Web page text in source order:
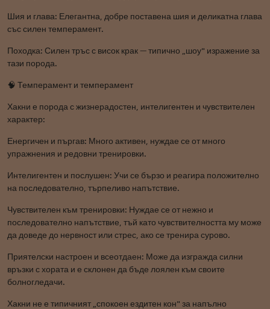
Шия и глава: Елегантна, добре поставена шия и деликатна глава
със силен темперамент.
Походка: Силен тръс с висок крак — типично „шоу" изражение за
тази порода.
🧠 Темперамент и темперамент
Хакни е порода с жизнерадостен, интелигентен и чувствителен
характер:
Енергичен и пъргав: Много активен, нуждае се от много
упражнения и редовни тренировки.
Интелигентен и послушен: Учи се бързо и реагира положително
на последователно, търпеливо напътствие.
Чувствителен към тренировки: Нуждае се от нежно и
последователно напътствие, тъй като чувствителността му може
да доведе до нервност или стрес, ако се тренира сурово.
Приятелски настроен и всеотдаен: Може да изгражда силни
връзки с хората и е склонен да бъде лоялен към своите
болногледачи.
Хакни не е типичният „спокоен ездитен кон" за напълно